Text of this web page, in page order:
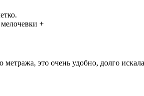
+
это очень удобно, долго